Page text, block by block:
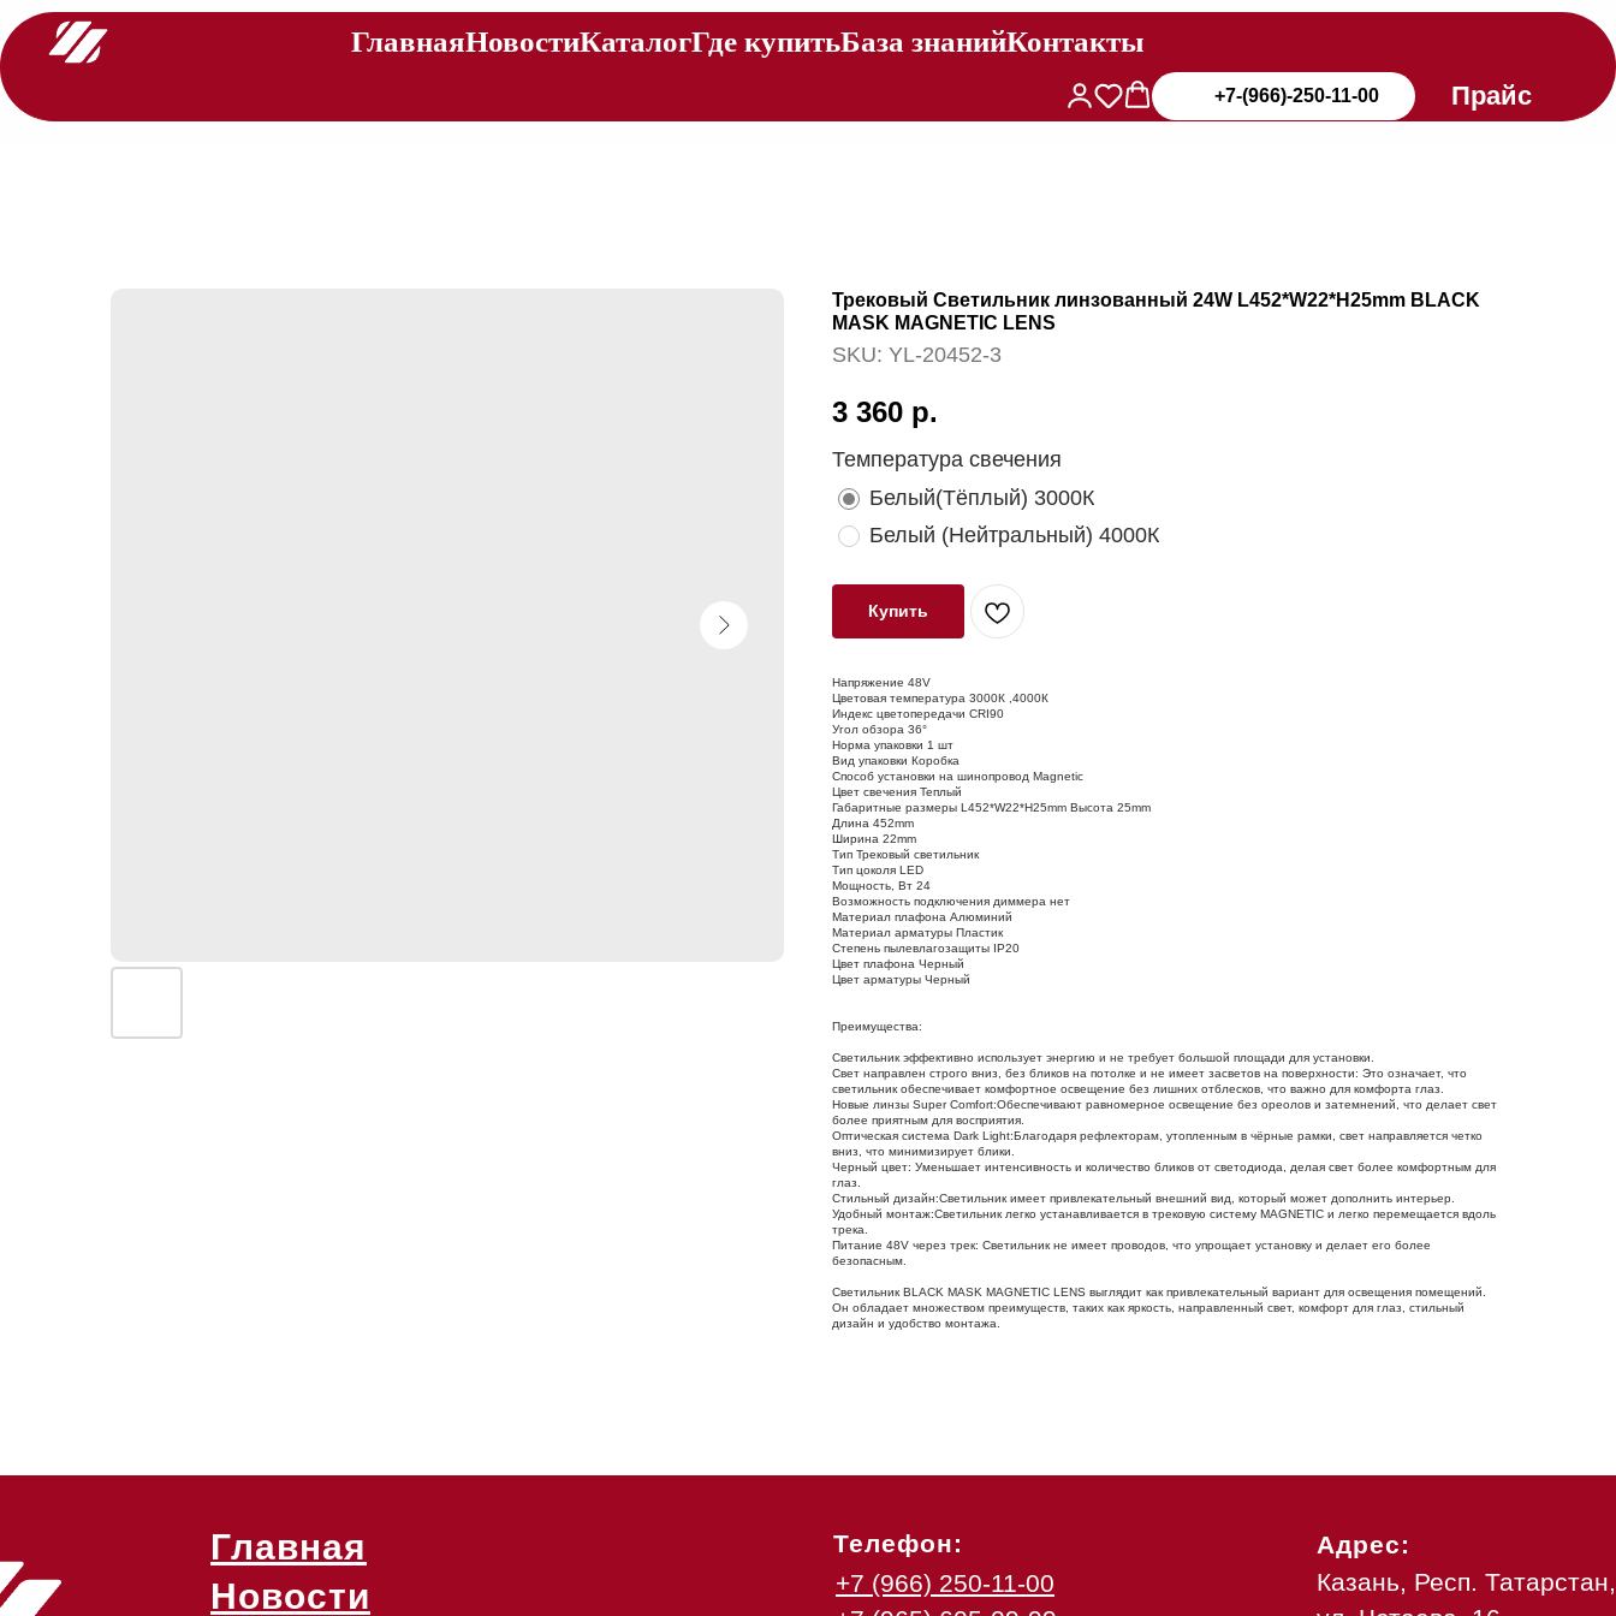
ГлавнаяНовостиКаталогГде купитьБаза знанийКонтакты
+7-(966)-250-11-00 Прайс
Трековый Светильник линзованный 24W L452*W22*H25mm BLACK
MASK MAGNETIC LENS
SKU: YL-20452-3
3 360 р.
Температура свечения
Белый(Тёплый) 3000К
Белый (Нейтральный) 4000К
Купить
Напряжение 48V
Цветовая температура 3000К ,4000К
Индекс цветопередачи CRI90
Угол обзора 36°
Норма упаковки 1 шт
Вид упаковки Коробка
Способ установки на шинопровод Magnetic
Цвет свечения Теплый
Габаритные размеры L452*W22*H25mm Высота 25mm
Длина 452mm
Ширина 22mm
Тип Трековый светильник
Тип цоколя LED
Мощность, Вт 24
Возможность подключения диммера нет
Материал плафона Алюминий
Материал арматуры Пластик
Степень пылевлагозащиты IP20
Цвет плафона Черный
Цвет арматуры Черный
Преимущества:
Светильник эффективно использует энергию и не требует большой площади для установки.
Свет направлен строго вниз, без бликов на потолке и не имеет засветов на поверхности: Это означает, что
светильник обеспечивает комфортное освещение без лишних отблесков, что важно для комфорта глаз.
Новые линзы Super Comfort:Обеспечивают равномерное освещение без ореолов и затемнений, что делает свет
более приятным для восприятия.
Оптическая система Dark Light:Благодаря рефлекторам, утопленным в чёрные рамки, свет направляется четко
вниз, что минимизирует блики.
Черный цвет: Уменьшает интенсивность и количество бликов от светодиода, делая свет более комфортным для
глаз.
Стильный дизайн:Светильник имеет привлекательный внешний вид, который может дополнить интерьер.
Удобный монтаж:Светильник легко устанавливается в трековую систему MAGNETIC и легко перемещается вдоль
трека.
Питание 48V через трек: Светильник не имеет проводов, что упрощает установку и делает его более
безопасным.
Светильник BLACK MASK MAGNETIC LENS выглядит как привлекательный вариант для освещения помещений.
Он обладает множеством преимуществ, таких как яркость, направленный свет, комфорт для глаз, стильный
дизайн и удобство монтажа.
Главная
Новости
Телефон:
+7 (966) 250-11-00
Адрес:
Казань, Респ. Татарстан,